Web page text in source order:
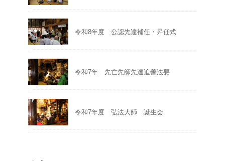
令和8年度 公認先達補任・昇任式
令和7年 先亡先師先達追善法要
令和7年度 弘法大師 誕生会